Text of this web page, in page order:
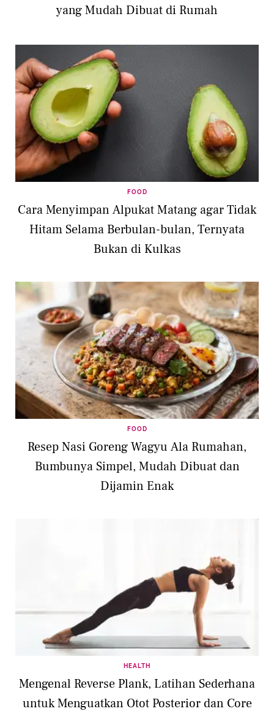
yang Mudah Dibuat di Rumah
FOOD
Cara Menyimpan Alpukat Matang agar Tidak
Hitam Selama Berbulan-bulan, Ternyata
Bukan di Kulkas
FOOD
Resep Nasi Goreng Wagyu Ala Rumahan,
Bumbunya Simpel, Mudah Dibuat dan
Dijamin Enak
HEALTH
Mengenal Reverse Plank, Latihan Sederhana
untuk Menguatkan Otot Posterior dan Core